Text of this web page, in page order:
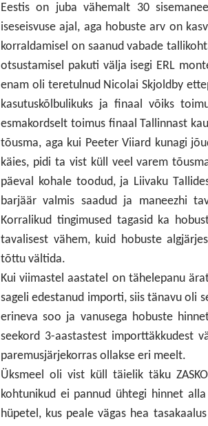
Eestis on juba vähemalt 30
iseseisvuse ajal, aga hobuste arv on
korraldamisel on saanud vabade
otsustamisel pakuti välja isegi ERL
enam oli teretulnud Nicolai Skjoldby
kasutuskõlbulikuks ja finaal võiks
esmakordselt toimus finaal Tallinnast
tõusma, aga kui Peeter Viiard kunagi
käies, pidi ta vist küll veel varem
päeval kohale toodud, ja Liivaku
barjäär valmis saadud ja maneezhi
Korralikud tingimused tagasid ka
tavalisest vähem, kuid hobuste
tõttu vältida.
Kui viimastel aastatel on tähelepanu
sageli edestanud importi, siis tänavu oli
erineva soo ja vanusega hobuste
seekord 3-aastastest importtäkkudest
paremusjärjekorras ollakse eri meelt.
Üksmeel oli vist küll täielik täku
kohtunikud ei pannud ühtegi hinnet
hüpetel, kus peale vägas hea